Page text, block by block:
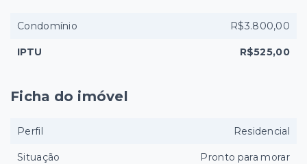
Condomínio R$3.800,00
IPTU R$525,00
Ficha do imóvel
Perfil Residencial
Situação Pronto para morar